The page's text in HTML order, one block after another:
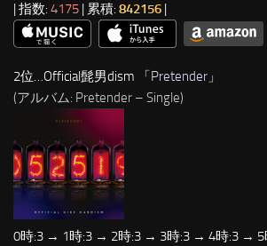
| 指数: 4175 | 累積: 842156 |
2位…Official髭男dism 「Pretender 」
(アルバム: Pretender – Single)
0時:3 → 1時:3 → 2時:3 → 3時:3 → 4時:3 →